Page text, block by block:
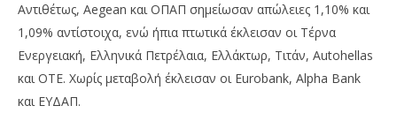
Αντιθέτως, Aegean και ΟΠΑΠ σημείωσαν απώλειες 1,10% και
1,09% αντίστοιχα, ενώ ήπια πτωτικά έκλεισαν οι Τέρνα
Ενεργειακή, Ελληνικά Πετρέλαια, Ελλάκτωρ, Τιτάν, Autohellas
και ΟΤΕ. Χωρίς μεταβολή έκλεισαν οι Eurobank, Alpha Bank
και ΕΥΔΑΠ.